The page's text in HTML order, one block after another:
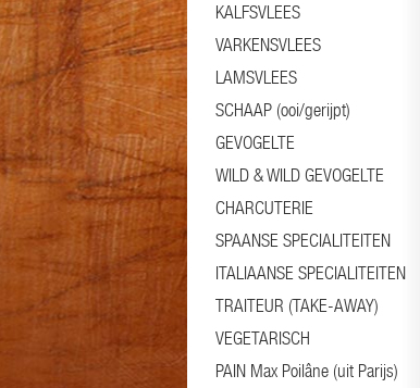
KALFSVLEES
VARKENSVLEES
LAMSVLEES
SCHAAP (ooi/gerijpt)
GEVOGELTE
WILD & WILD GEVOGELTE
CHARCUTERIE
SPAANSE SPECIALITEITEN
ITALIAANSE SPECIALITEITEN
TRAITEUR (TAKE-AWAY)
VEGETARISCH
PAIN Max Poilâne (uit Parijs)